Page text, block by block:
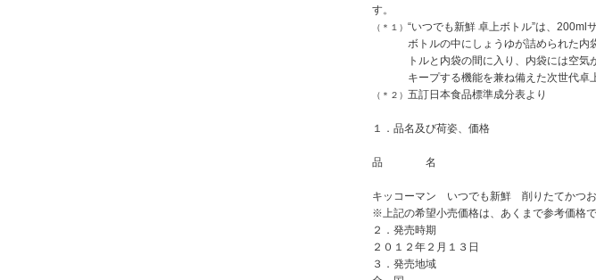
す。
（＊１） “いつでも新鮮 卓上ボトル”は、200ml
ボトルの中にしょうゆが詰められた内
トルと内袋の間に入り、内袋には空
キープする機能を兼ね備えた次世代卓
（＊２） 五訂日本食品標準成分表より
１．品名及び荷姿、価格
品 名
キッコーマン いつでも新鮮 削りたてかつお
※上記の希望小売価格は、あくまで参考価格
２．発売時期
２０１２年２月１３日
３．発売地域